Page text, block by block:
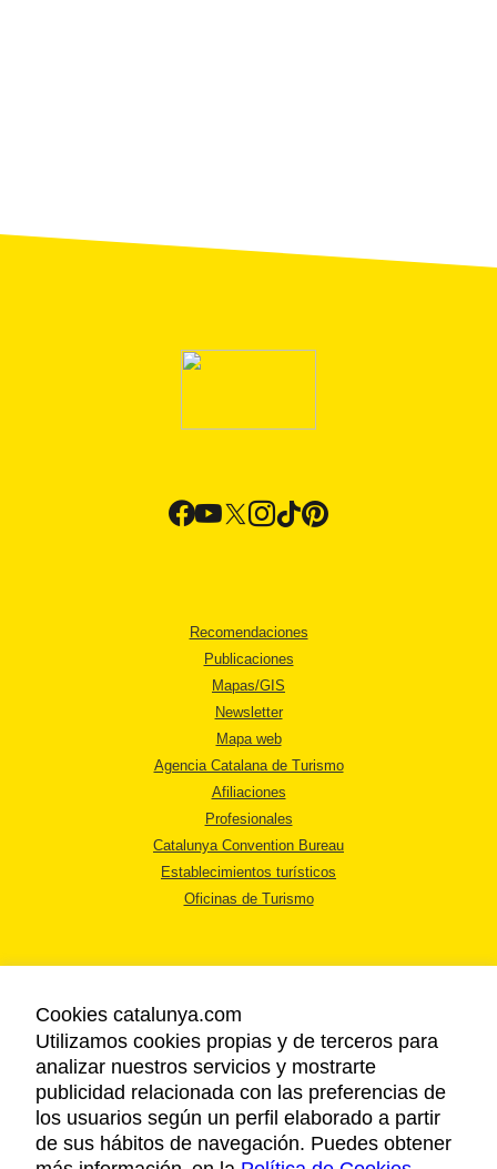
Recomendaciones
Publicaciones
Mapas/GIS
Newsletter
Mapa web
Agencia Catalana de Turismo
Afiliaciones
Profesionales
Catalunya Convention Bureau
Establecimientos turísticos
Oficinas de Turismo
AVISO LEGAL
POLÍTICA DE PRIVACIDAD
COOKIES
ACCESSIBILIDAD
Cookies catalunya.com
Utilizamos cookies propias y de terceros para
analizar nuestros servicios y mostrarte
publicidad relacionada con las preferencias de
los usuarios según un perfil elaborado a partir
de sus hábitos de navegación. Puedes obtener